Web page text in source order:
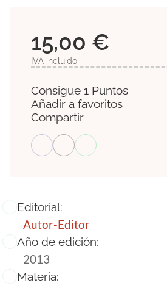
Editorial:
Autor-Editor
Año de edición:
2013
Materia:
15,00 €
IVA incluido
Consigue 1 Puntos
Añadir a favoritos
Compartir